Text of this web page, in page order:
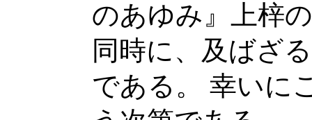
のあゆみ』上梓
同時に、及ばざ
である。 幸いに